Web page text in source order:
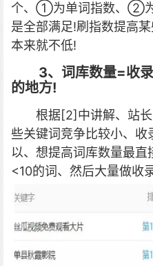
个、①为单词指数、②为
是全部满足!刷指数提高
本来就不低!
3、词库数量=收
的地方!
根据[2]中讲解、站
些关键词竞争比较小、
以、想提高词库数量最
<10的词、然后大量做收